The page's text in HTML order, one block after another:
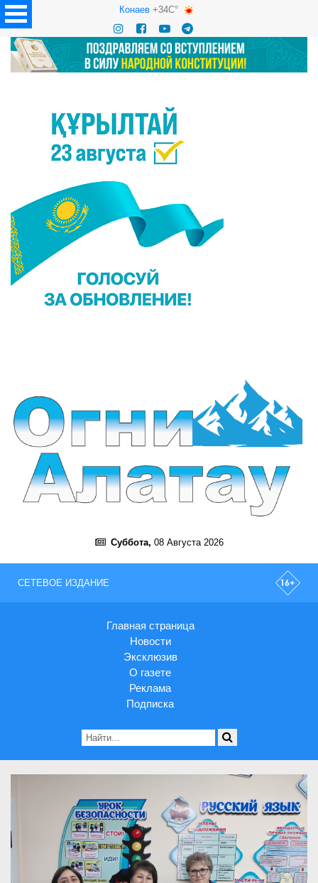
Конаев+34C°
Суббота, 08 Августа 2026
СЕТЕВОЕ ИЗДАНИЕ
Главная страница
Новости
Эксклюзив
О газете
Реклама
Подписка